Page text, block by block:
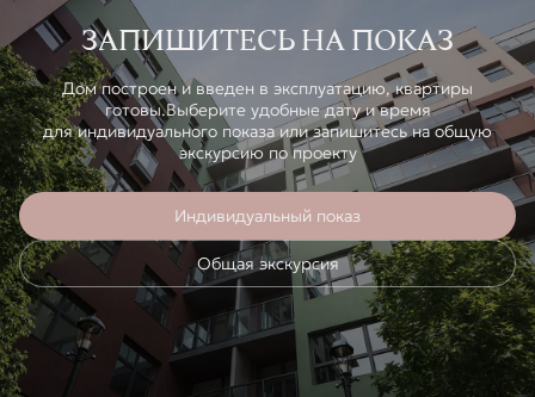
ЗАПИШИТЕСЬ НА ПОКАЗ
Дом построен и введен в эксплуатацию, квартиры
готовы.Выберите удобные дату и время
для индивидуального показа или запишитесь на общую
экскурсию по проекту
Индивидуальный показ
Общая экскурсия